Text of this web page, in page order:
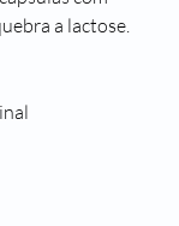
a lactose.